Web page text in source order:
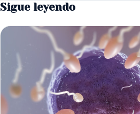
Sigue leyendo